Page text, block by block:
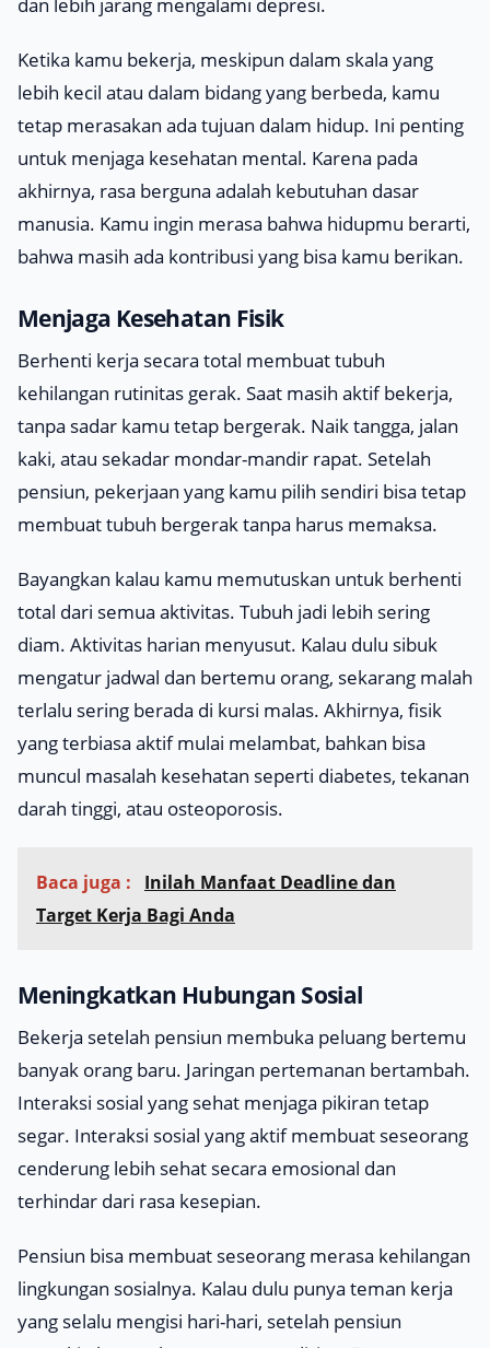
Ketika kamu bekerja, meskipun dalam skala yang
lebih kecil atau dalam bidang yang berbeda, kamu
tetap merasakan ada tujuan dalam hidup. Ini penting
untuk menjaga kesehatan mental. Karena pada
akhirnya, rasa berguna adalah kebutuhan dasar
manusia. Kamu ingin merasa bahwa hidupmu berarti,
bahwa masih ada kontribusi yang bisa kamu berikan.
Menjaga Kesehatan Fisik
Berhenti kerja secara total membuat tubuh
kehilangan rutinitas gerak. Saat masih aktif bekerja,
tanpa sadar kamu tetap bergerak. Naik tangga, jalan
kaki, atau sekadar mondar-mandir rapat. Setelah
pensiun, pekerjaan yang kamu pilih sendiri bisa tetap
membuat tubuh bergerak tanpa harus memaksa.
Bayangkan kalau kamu memutuskan untuk berhenti
total dari semua aktivitas. Tubuh jadi lebih sering
diam. Aktivitas harian menyusut. Kalau dulu sibuk
mengatur jadwal dan bertemu orang, sekarang malah
terlalu sering berada di kursi malas. Akhirnya, fisik
yang terbiasa aktif mulai melambat, bahkan bisa
muncul masalah kesehatan seperti diabetes, tekanan
darah tinggi, atau osteoporosis.
Baca juga :
Inilah Manfaat Deadline dan
Target Kerja Bagi Anda
Meningkatkan Hubungan Sosial
Bekerja setelah pensiun membuka peluang bertemu
banyak orang baru. Jaringan pertemanan bertambah.
Interaksi sosial yang sehat menjaga pikiran tetap
segar. Interaksi sosial yang aktif membuat seseorang
cenderung lebih sehat secara emosional dan
terhindar dari rasa kesepian.
Pensiun bisa membuat seseorang merasa kehilangan
lingkungan sosialnya. Kalau dulu punya teman kerja
yang selalu mengisi hari-hari, setelah pensiun